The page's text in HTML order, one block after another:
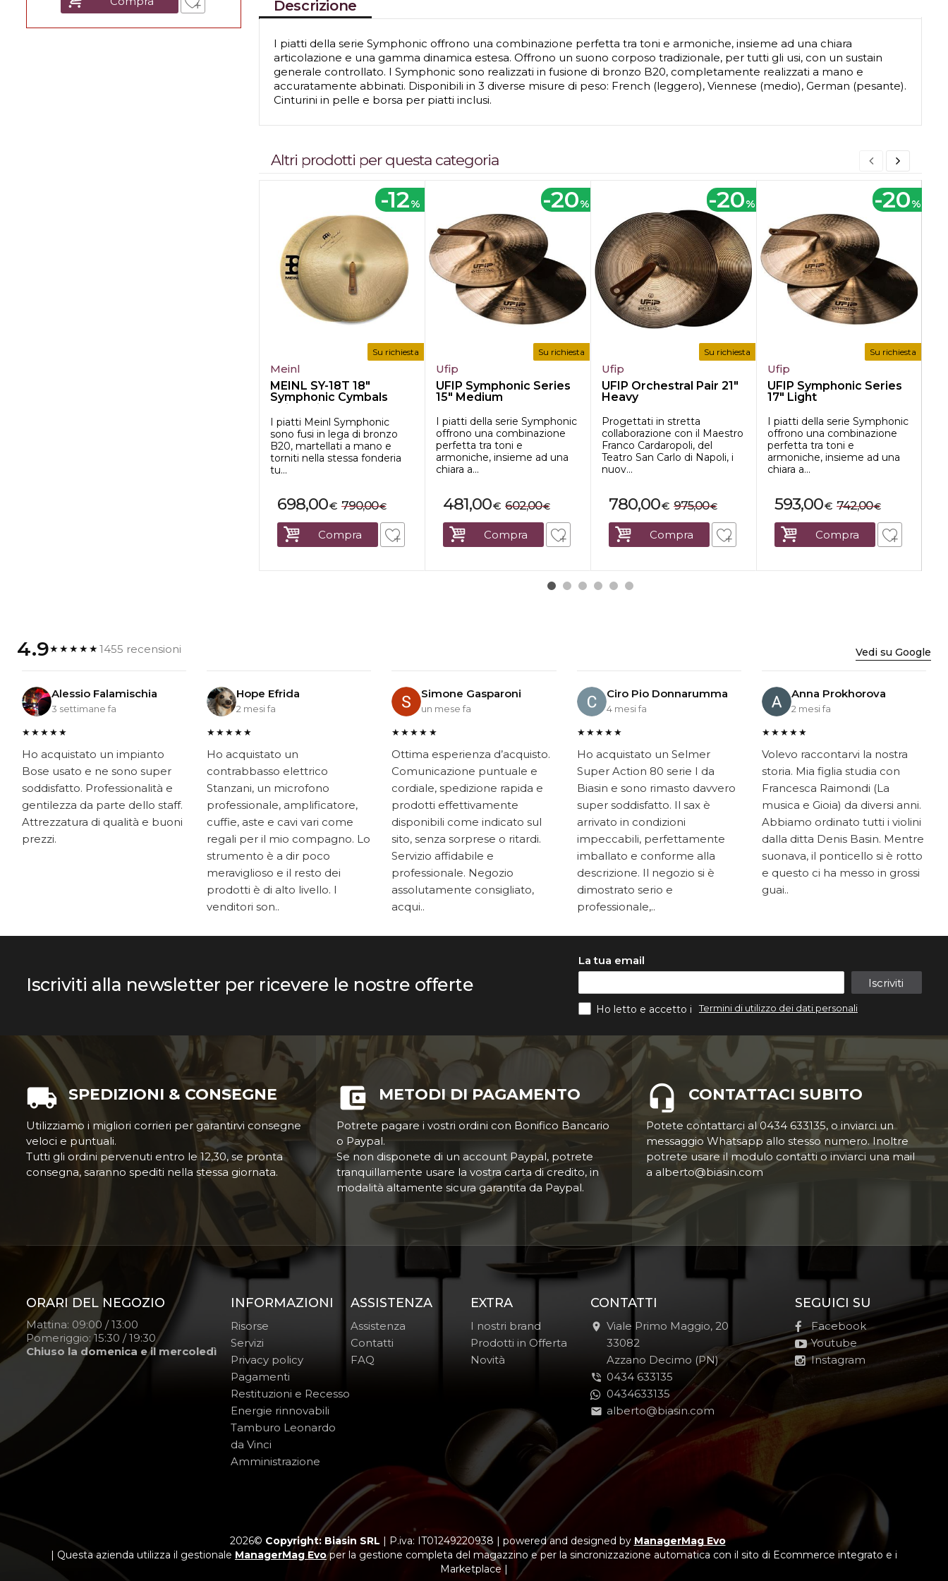
Descrizione
I piatti della serie Symphonic offrono una combinazione perfetta tra toni e armoniche, insieme ad una chiara
articolazione e una gamma dinamica estesa. Offrono un suono corposo tradizionale, per tutti gli usi, con un sustain
generale controllato. I Symphonic sono realizzati in fusione di bronzo B20, completamente realizzati a mano e
accuratamente abbinati. Disponibili in 3 diverse misure di peso: French (leggero), Viennese (medio), German (pesante).
Cinturini in pelle e borsa per piatti inclusi.
Altri prodotti per questa categoria
-12%
Su richiesta
Meinl
MEINL SY-18T 18"
Symphonic Cymbals
Thin (Pair...
I piatti Meinl Symphonic
sono fusi in lega di bronzo
B20, martellati a mano e
torniti nella stessa fonderia
tu...
€
698,00 €
790,00
Compra
-20%
Su richiesta
Ufip
UFIP Symphonic Series
15" Medium
I piatti della serie Symphonic
offrono una combinazione
perfetta tra toni e
armoniche, insieme ad una
chiara a...
€
481,00 €
602,00
Compra
-20%
Su richiesta
Ufip
UFIP Orchestral Pair 21"
Heavy
Progettati in stretta
collaborazione con il Maestro
Franco Cardaropoli, del
Teatro San Carlo di Napoli, i
nuov...
€
780,00 €
975,00
Compra
-20%
Su richiesta
Ufip
UFIP Symphonic Series
17" Light
I piatti della serie Symphonic
offrono una combinazione
perfetta tra toni e
armoniche, insieme ad una
chiara a...
€
593,00 €
742,00
Compra
4.9★★★★★1455 recensioni Vedi su Google
Alessio Falamischia
3 settimane fa
★★★★★
Ho acquistato un impianto
Bose usato e ne sono super
soddisfatto. Professionalità e
gentilezza da parte dello staff.
Attrezzatura di qualità e buoni
prezzi.
Hope Efrida
2 mesi fa
★★★★★
Ho acquistato un
contrabbasso elettrico
Stanzani, un microfono
professionale, amplificatore,
cuffie, aste e cavi vari come
regali per il mio compagno. Lo
strumento è a dir poco
meraviglioso e il resto dei
prodotti è di alto livello. I
venditori son..
Simone Gasparoni
un mese fa
★★★★★
Ottima esperienza d’acquisto.
Comunicazione puntuale e
cordiale, spedizione rapida e
prodotti effettivamente
disponibili come indicato sul
sito, senza sorprese o ritardi.
Servizio affidabile e
professionale. Negozio
assolutamente consigliato,
acqui..
Ciro Pio Donnarumma
4 mesi fa
★★★★★
Ho acquistato un Selmer
Super Action 80 serie I da
Biasin e sono rimasto davvero
super soddisfatto. Il sax è
arrivato in condizioni
impeccabili, perfettamente
imballato e conforme alla
descrizione. Il negozio si è
dimostrato serio e
professionale,..
Anna Prokhorova
2 mesi fa
★★★★★
Volevo raccontarvi la nostra
storia. Mia figlia studia con
Francesca Raimondi (La
musica e Gioia) da diversi anni.
Abbiamo ordinato tutti i violini
dalla ditta Denis Basin. Mentre
suonava, il ponticello si è rotto
e questo ci ha messo in grossi
guai..
Iscriviti alla newsletter per ricevere le nostre offerte
La tua email
Iscriviti
Ho letto e accetto i Termini di utilizzo dei dati personali
SPEDIZIONI & CONSEGNE
Utilizziamo i migliori corrieri per garantirvi consegne
veloci e puntuali.
Tutti gli ordini pervenuti entro le 12,30, se pronta
consegna, saranno spediti nella stessa giornata.
METODI DI PAGAMENTO
Potrete pagare i vostri ordini con Bonifico Bancario
o Paypal.
Se non disponete di un account Paypal, potrete
tranquillamente usare la vostra carta di credito, in
modalità altamente sicura garantita da Paypal.
CONTATTACI SUBITO
Potete contattarci al 0434 633135, o inviarci un
messaggio Whatsapp allo stesso numero. Inoltre
potrete usare il modulo contatti o inviarci una mail
a alberto@biasin.com
ORARI DEL NEGOZIO
Mattina: 09:00 / 13:00
Pomeriggio: 15:30 / 19:30
Chiuso la domenica e il mercoledì
INFORMAZIONI
Risorse
Servizi
Privacy policy
Pagamenti
Restituzioni e Recesso
Energie rinnovabili
Tamburo Leonardo
da Vinci
Amministrazione
ASSISTENZA
Assistenza
Contatti
FAQ
EXTRA
I nostri brand
Prodotti in Offerta
Novità
CONTATTI
Viale Primo Maggio, 20
-
33082
-
Azzano Decimo (PN)
0434 633135
0434633135
alberto@biasin.com
SEGUICI SU
Facebook
Youtube
Instagram
2026© Copyright: Biasin SRL | P.iva: IT01249220938 | powered and designed by ManagerMag Evo
| Questa azienda utilizza il gestionale ManagerMag Evoper la gestione completa del magazzino e per la sincronizzazione automatica con il sito di Ecommerce integrato e i
Marketplace |